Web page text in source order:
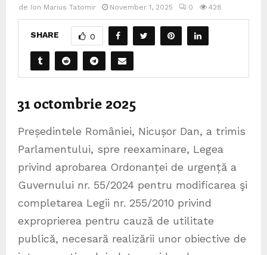
de Ion Marius Tatomir November 1, 2025 0 428
SHARE 0
31 octombrie 2025
Președintele României, Nicușor Dan, a trimis
Parlamentului, spre reexaminare, Legea
privind aprobarea Ordonanței de urgență a
Guvernului nr. 55/2024 pentru modificarea şi
completarea Legii nr. 255/2010 privind
exproprierea pentru cauză de utilitate
publică, necesară realizării unor obiective de